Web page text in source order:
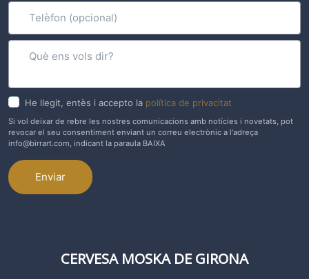
He llegit, entès i accepto la política de privacitat
Si vol deixar de rebre les nostres comunicacions amb notícies i novetats, pot
revocar el seu consentiment enviant un correu electrònic a l'adreça
info@birrart.com, indicant la paraula BAIXA
Enviar
CERVESA MOSKA DE GIRONA